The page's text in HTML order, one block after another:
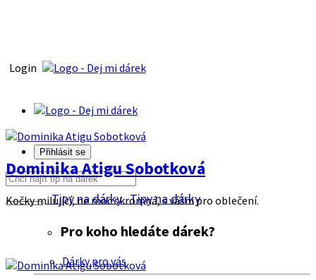
Login
Přihlásit se
Tipy na dárkyTipy na dárky
Pro koho hledáte dárek?
Dárky pro vás
Dominika Atigu Sobotková
Kočky milující, ne moc skromná, s vášni pro oblečení.